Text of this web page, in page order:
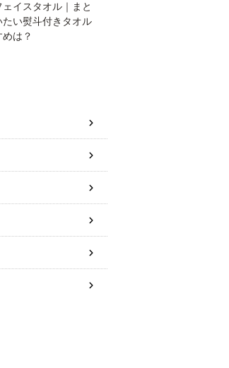
ェイスタオル｜まと
たい熨斗付きタオル
は？